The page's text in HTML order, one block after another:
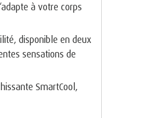
à votre corps
disponible en deux
sensations de
SmartCool,